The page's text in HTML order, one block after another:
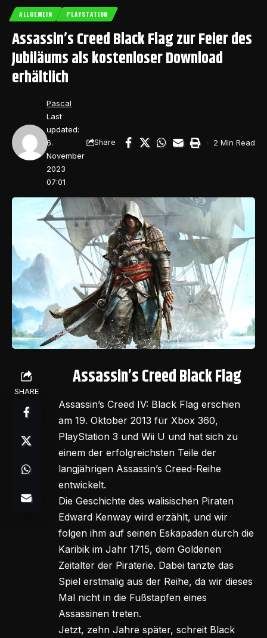
ALLGEMEIN PLAYSTATION
Assassin’s Creed Black Flag zur Feier des
Jubiläums als kostenloser Download
erhältlich
Last
updated:
6.
November
2023
07:01
Pascal
Share 2 Min Read
SHARE
Assassin’s Creed Black Flag
Assassin’s Creed IV: Black Flag erschien
am 19. Oktober 2013 für Xbox 360,
PlayStation 3 und Wii U und hat sich zu
einem der erfolgreichsten Teile der
langjährigen Assassin’s Creed-Reihe
entwickelt.
Die Geschichte des walisischen Piraten
Edward Kenway wird erzählt, und wir
folgen ihm auf seinen Eskapaden durch die
Karibik im Jahr 1715, dem Goldenen
Zeitalter der Piraterie. Dabei tanzte das
Spiel erstmalig aus der Reihe, da wir dieses
Mal nicht in die Fußstapfen eines
Assassinen treten.
Jetzt, zehn Jahre später, schreit Black